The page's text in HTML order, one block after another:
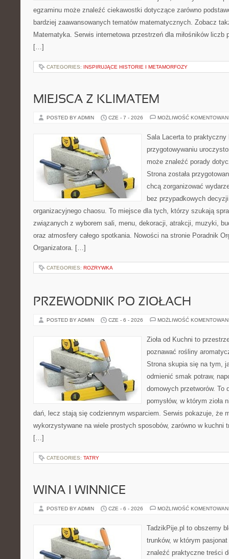
egzaminu może znaleźć ciekawostki dotyczące zarówno
bardziej zaawansowanych tematów matematycznych. Zobacz
Matematyka. Serwis internetowa przestrzeń dla miłośników liczb
[…]
CATEGORIES: INSPIRUJĄCE HISTORIE I METAMORFOZY
MIEJSCA Z KLIMATEM
POSTED BY ADMIN CZE - 7 - 2026 MOŻLIWOŚĆ
Sala Lacerta to praktyczny
przygotowywaniu
może znaleźć porady
Strona została
chcą zorganizować
bez przypadkowych
organizacyjnego chaosu. To miejsce dla tych, którzy szukają
związanych z wyborem sali, menu, dekoracji, atrakcji, muzyki,
oraz atmosfery całego spotkania. Nowości na stronie Poradnik
Organizatora. […]
CATEGORIES: ROZRYWKA
PRZEWODNIK PO ZIOŁACH
POSTED BY ADMIN CZE - 6 - 2026 MOŻLIWOŚĆ
Zioła od Kuchni to
poznawać rośliny
Strona skupia się na tym,
odmienić smak potraw,
domowych przetworów. To
pomysłów, w którym zioła
dań, lecz stają się codziennym wsparciem. Serwis pokazuje, że
wykorzystywane na wiele prostych sposobów, zarówno w kuchni
[…]
CATEGORIES: TATRY
WINA I WINNICE
POSTED BY ADMIN CZE - 6 - 2026 MOŻLIWOŚĆ
TadzikPije.pl to obszerny
trunków, w którym
znaleźć praktyczne treści